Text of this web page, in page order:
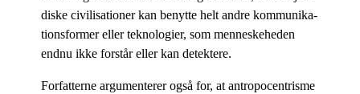
di­ske ci­vi­li­sa­tio­ner kan be­nyt­te helt an­dre kom­mu­ni­ka­
tions­for­mer el­ler tek­no­lo­gi­er, som men­ne­ske­he­den
end­nu ikke for­står el­ler kan detektere.
For­fat­ter­ne ar­gu­men­te­rer også for, at an­tro­po­cen­tris­me